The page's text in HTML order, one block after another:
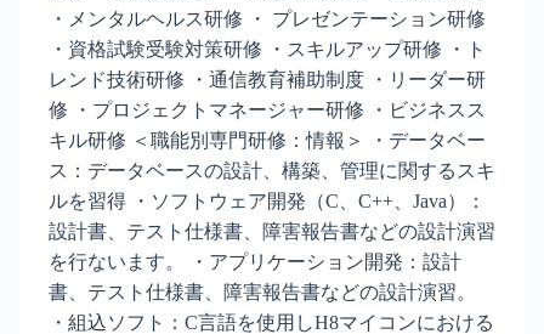
・メンタルヘルス研修 ・ プレゼンテーション研修
・資格試験受験対策研修 ・スキルアップ研修 ・ト
レンド技術研修 ・通信教育補助制度 ・リーダー研
修 ・プロジェクトマネージャー研修 ・ビジネスス
キル研修 ＜職能別専門研修：情報＞ ・データベー
ス：データベースの設計、構築、管理に関するスキ
ルを習得 ・ソフトウェア開発（C、C++、Java）：
設計書、テスト仕様書、障害報告書などの設計演習
を行ないます。 ・アプリケーション開発：設計
書、テスト仕様書、障害報告書などの設計演習。
・組込ソフト：C言語を使用しH8マイコンにおける